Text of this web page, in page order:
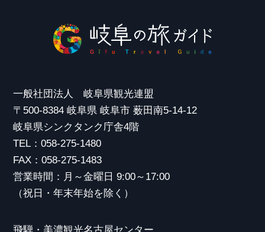
一般社団法人 岐阜県観光連盟
〒500-8384 岐阜県 岐阜市 薮田南5-14-12
岐阜県シンクタンク庁舎4階
TEL：058-275-1480
FAX：058-275-1483
営業時間：月～金曜日 9:00～17:00
（祝日・年末年始を除く）